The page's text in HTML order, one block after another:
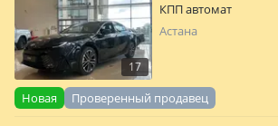
17
КПП автомат
Астана
Новая Проверенный продавец